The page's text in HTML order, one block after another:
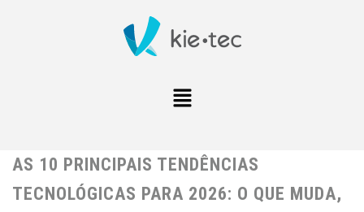
AS 10 PRINCIPAIS TENDÊNCIAS
TECNOLÓGICAS PARA 2026: O QUE MUDA,